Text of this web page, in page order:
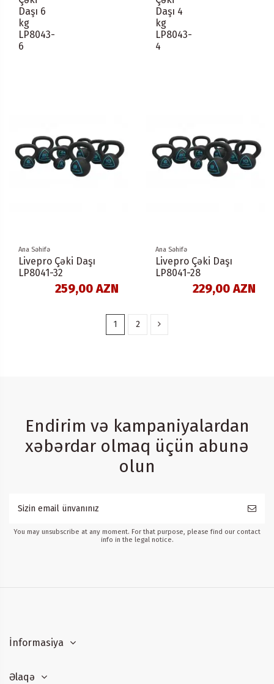
Daşı 6
kg
LP8043-
6
Daşı 4
kg
LP8043-
4
Ana Səhifə
Livepro Çəki Daşı
LP8041-32
259,00 AZN
Ana Səhifə
Livepro Çəki Daşı
LP8041-28
229,00 AZN
1 2
Endirim və kampaniyalardan
xəbərdar olmaq üçün abunə
olun
You may unsubscribe at any moment. For that purpose, please find our contact
info in the legal notice.
İnformasiya
Əlaqə